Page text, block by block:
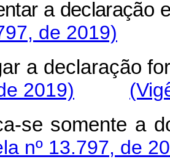
a declaração
de 2019)
a declaração
2019)
se somente a
nº 13.797, de